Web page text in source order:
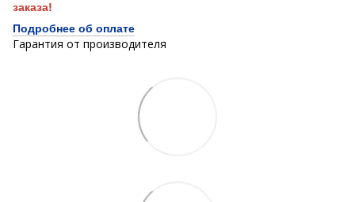
заказа!
Подробнее об оплате
Гарантия от производителя